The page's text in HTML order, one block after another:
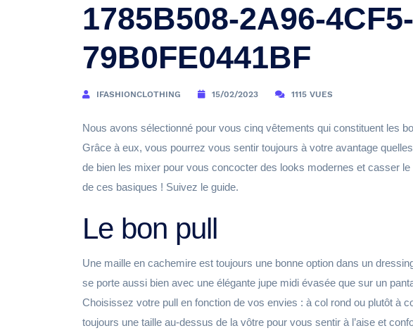
1785B508-2A96-
79B0FE0441BF
IFASHIONCLOTHING 15/02/2023 1115 VUES
Nous avons sélectionné pour vous cinq vêtements qui constituent les
Grâce à eux, vous pourrez vous sentir toujours à votre avantage
de bien les mixer pour vous concocter des looks modernes et casser
de ces basiques ! Suivez le guide.
Le bon pull
Une maille en cachemire est toujours une bonne option dans un
se porte aussi bien avec une élégante jupe midi évasée que sur un
Choisissez votre pull en fonction de vos envies : à col rond ou plutôt à
toujours une taille au-dessus de la vôtre pour vous sentir à l’aise et